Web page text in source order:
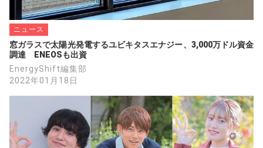
ニュース
窓ガラスで太陽光発電するユビキタスエナジー、3,000万ドル資金
調達　ENEOSも出資
EnergyShift編集部
2022年01月18日